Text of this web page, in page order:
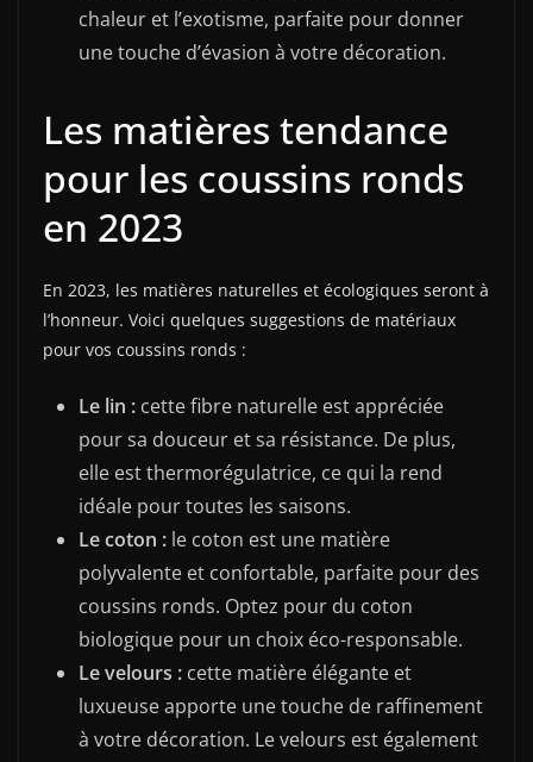
chaleur et l’exotisme, parfaite pour donner
une touche d’évasion à votre décoration.
Les matières tendance
pour les coussins ronds
en 2023
En 2023, les matières naturelles et écologiques seront à
l’honneur. Voici quelques suggestions de matériaux
pour vos coussins ronds :
Le lin : cette fibre naturelle est appréciée
pour sa douceur et sa résistance. De plus,
elle est thermorégulatrice, ce qui la rend
idéale pour toutes les saisons.
Le coton : le coton est une matière
polyvalente et confortable, parfaite pour des
coussins ronds. Optez pour du coton
biologique pour un choix éco-responsable.
Le velours : cette matière élégante et
luxueuse apporte une touche de raffinement
à votre décoration. Le velours est également